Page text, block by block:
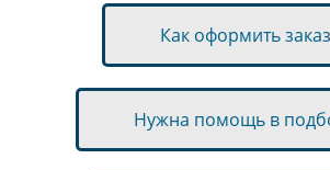
Как оформить заказ
Нужна помощь в